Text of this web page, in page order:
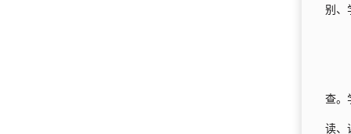
别、
查。
读、